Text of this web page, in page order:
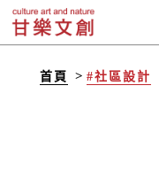
首頁 #社區設計